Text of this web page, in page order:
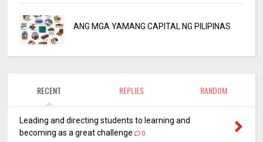
ANG MGA YAMANG CAPITAL NG PILIPINAS
RECENT REPLIES RANDOM
Leading and directing students to learning and
becoming as a great challenge
0